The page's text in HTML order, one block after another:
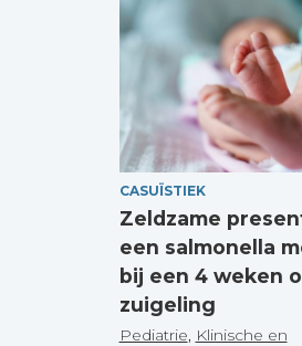
CASUÏSTIEK
Zeldzame
een salmonella
bij een 4 weken
zuigeling
Pediatrie Klinische en